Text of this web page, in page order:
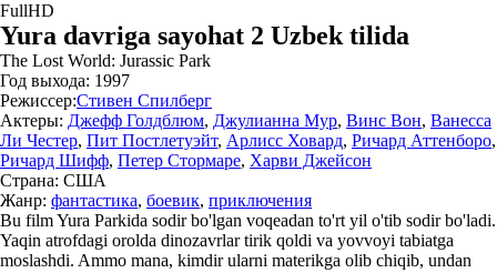
FullHD
Yura davriga sayohat 2 Uzbek tilida
The Lost World: Jurassic Park
Год выхода: 1997
Режиссер:Стивен Спилберг
Актеры: Джефф Голдблюм, Джулианна Мур, Винс Вон, Ванесса
Ли Честер, Пит Постлетуэйт, Арлисс Ховард, Ричард Аттенборо,
Ричард Шифф, Петер Стормаре, Харви Джейсон
Страна: США
Жанр: фантастика, боевик, приключения
Bu film Yura Parkida sodir bo'lgan voqeadan to'rt yil o'tib sodir bo'ladi.
Yaqin atrofdagi orolda dinozavrlar tirik qoldi va yovvoyi tabiatga
moslashdi. Ammo mana, kimdir ularni materikga olib chiqib, undan